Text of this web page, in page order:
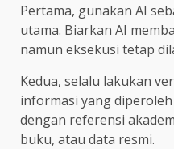
Pertama, gunakan AI
utama. Biarkan AI
namun eksekusi tetap
Kedua, selalu lakukan
informasi yang
dengan referensi
buku, atau data resmi.